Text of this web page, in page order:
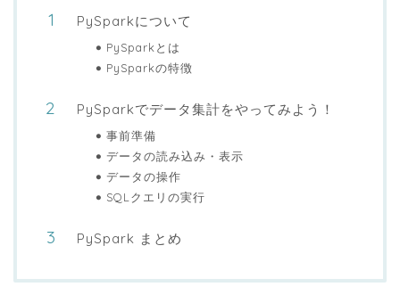
PySparkについて
PySparkとは
PySparkの特徴
PySparkでデータ集計をやってみよう！
事前準備
データの読み込み・表示
データの操作
SQLクエリの実行
PySpark まとめ